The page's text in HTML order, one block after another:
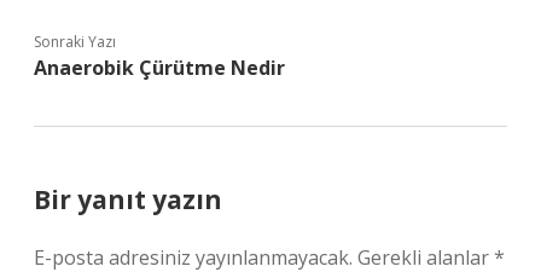
Sonraki Yazı
Anaerobik Çürütme Nedir
Bir yanıt yazın
E-posta adresiniz yayınlanmayacak. Gerekli alanlar*